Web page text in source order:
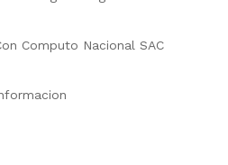
Computo Nacional SAC